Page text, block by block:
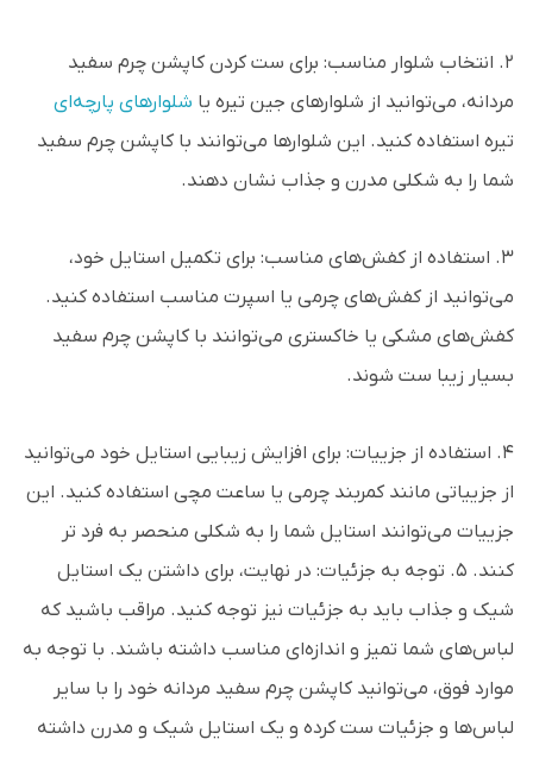
2. انتخاب شلوار مناسب: برای ست کردن کاپشن چرم سفید
مردانه، می‌توانید از شلوار‌های جین تیره یا شلوار‌های پارچه‌ای
تیره استفاده کنید. این شلوار‌ها می‌توانند با کاپشن چرم سفید
شما را به شکلی مدرن و جذاب نشان دهند.
3. استفاده از کفش‌های مناسب: برای تکمیل استایل خود،
می‌توانید از کفش‌های چرمی یا اسپرت مناسب استفاده کنید.
کفش‌های مشکی یا خاکستری می‌توانند با کاپشن چرم سفید
بسیار زیبا ست شوند.
4. استفاده از جزییات: برای افزایش زیبایی استایل خود می‌توانید
از جزییاتی مانند کمربند چرمی یا ساعت مچی استفاده کنید. این
جزییات می‌توانند استایل شما را به شکلی منحصر به فرد تر
کنند. 5. توجه به جزئیات: در نهایت، برای داشتن یک استایل
شیک و جذاب باید به جزئیات نیز توجه کنید. مراقب باشید که
لباس‌های شما تمیز و اندازه‌ای مناسب داشته باشند. با توجه به
موارد فوق، می‌توانید کاپشن چرم سفید مردانه خود را با سایر
لباس‌ها و جزئیات ست کرده و یک استایل شیک و مدرن داشته